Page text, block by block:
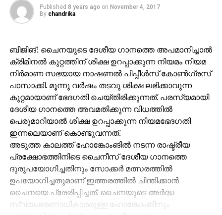
Published 8 years ago on November 4, 2017
By chandrika
ബീജിങ്: ചൈനയുടെ ദേശീയ ഗാനത്തെ അപമാനിച്ചാല്‍
ക്രിമിനല്‍ കുറ്റത്തിന് ശിക്ഷ ഉറപ്പാക്കുന്ന നിയമം നിയമ
നിര്‍മാണ സഭയായ നാഷണല്‍ പിപ്പീള്‍സ് കോണ്‍ഗ്രസ്
പാസാക്കി. മൂന്നു വര്‍ഷം തടവു ശിക്ഷ ലഭിക്കാവുന്ന
കുറ്റമായാണ് ഭേദഗതി ചെയ്തിരിക്കുന്നത്. പരസ്യമായി
ദേശീയ ഗാനത്തെ അവമതിക്കുന്ന വിധത്തില്‍
പെരുമാറിയാല്‍ ശിക്ഷ ഉറപ്പാക്കുന്ന നിയമഭേദഗതി
ഇന്നലെയാണ് കൊണ്ടുവന്നത്.
അടുത്ത കാലത്ത് ഹോങ്കോംങില്‍ നടന്ന രാഷ്ട്രീയ
പ്രക്ഷോഭത്തിനിടെ ചൈനീസ് ദേശീയ ഗാനത്തെ
ദുരുപയോഗിച്ചതിനും സോക്കര്‍ മത്സരത്തില്‍
ഉപയോഗിച്ചതുമാണ് ഇത്തരത്തില്‍ ചിന്തിക്കാന്‍
ചൈനയെ പ്രേരിപ്പിച്ചത്. ചൈനയുടെ അര്‍ദ്ധ
സ്വയംഭരണാധികാരമുള്ള ഹോങ്കോംങിനും